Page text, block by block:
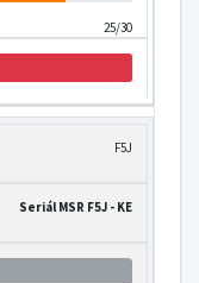
25/30
F5J
Seriál MSR F5J - KE